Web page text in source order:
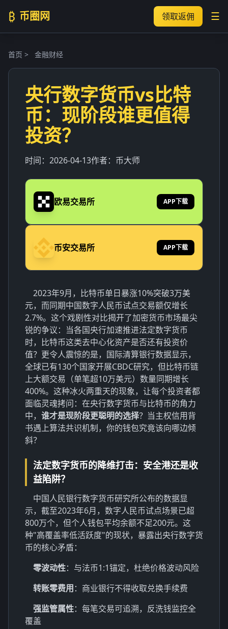
₿ 币圈网 领取返佣 ☰
首页 > 金融财经
央行数字货币vs比特
币：现阶段谁更值得
投资？
时间： 2026-04-13作者： 币大师
欧易交易所 APP下载
币安交易所 APP下载
2023年9月，比特币单日暴涨10%突破3万美
元，而同期中国数字人民币试点交易额仅增长
2.7%。这个戏剧性对比揭开了加密货币市场最尖
锐的争议：当各国央行加速推进法定数字货币
时，比特币这类去中心化资产是否还有投资价
值？更令人震惊的是，国际清算银行数据显示，
全球已有130个国家开展CBDC研究，但比特币链
上大额交易（单笔超10万美元）数量同期增长
400%。这种冰火两重天的现象，让每个投资者都
面临灵魂拷问：在央行数字货币与比特币的角力
中， 谁才是现阶段更聪明的选择？当主权信用背
书遇上算法共识机制，你的钱包究竟该向哪边倾
斜？
法定数字货币的降维打击：安全港还是收
益陷阱？
中国人民银行数字货币研究所公布的数据显
示，截至2023年6月，数字人民币试点场景已超
800万个，但个人钱包平均余额不足200元。这
种"高覆盖率低活跃度"的现状，暴露出央行数字货
币的核心矛盾：
零波动性：与法币1:1锚定，杜绝价格波动风险
转账零费用：商业银行不得收取兑换手续费
强监管属性：每笔交易可追溯，反洗钱监控全
覆盖